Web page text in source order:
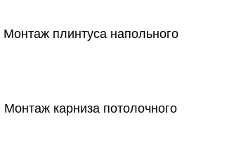
Монтаж плинтуса напольного
Монтаж карниза потолочного